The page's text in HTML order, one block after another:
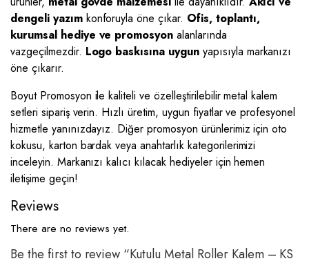
dengeli yazımkonforuyla öne çıkar. Ofis, toplantı,
kurumsal hediye ve promosyon alanlarında
vazgeçilmezdir. Logo baskısına uygunyapısıyla markanızı
öne çıkarır.
Boyut Promosyon ile kaliteli ve özelleştirilebilir metal kalem
setleri sipariş verin. Hızlı üretim, uygun fiyatlar ve profesyonel
hizmetle yanınızdayız. Diğer promosyon ürünlerimiz için oto
kokusu, karton bardak veya anahtarlık kategorilerimizi
inceleyin. Markanızı kalıcı kılacak hediyeler için hemen
iletişime geçin!
Reviews
There are no reviews yet.
Be the first to review “Kutulu Metal Roller Kalem – KS